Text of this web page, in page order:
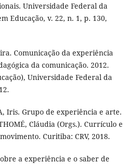
Universidade Federal da
Educação, v. 22, n. 1, p. 130,
Comunicação da experiência
da comunicação. 2012.
Universidade Federal da
Iris. Grupo de experiência e arte.
Cláudia (Orgs.). Currículo e
Curitiba: CRV, 2018.
a experiência e o saber de